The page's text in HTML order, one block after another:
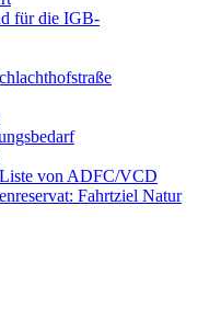
für die IGB-
von ADFC/VCD
Fahrtziel Natur